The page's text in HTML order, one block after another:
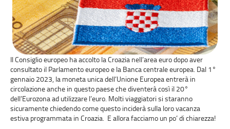
Il Consiglio europeo ha accolto la Croazia nell’area euro dopo aver
consultato il Parlamento europeo e la Banca centrale europea. Dal 1°
gennaio 2023, la moneta unica dell’Unione Europea entrerà in
circolazione anche in questo paese che diventerà così il 20°
dell’Eurozona ad utilizzare l’euro. Molti viaggiatori si staranno
sicuramente chiedendo come questo inciderà sulla loro vacanza
estiva programmata in Croazia. E allora facciamo un po’ di chiarezza!